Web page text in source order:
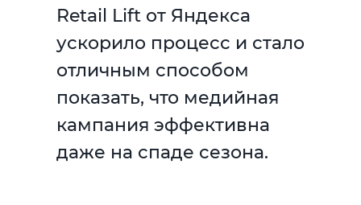
Retail Lift от Яндекса
ускорило процесс и стало
отличным способом
показать, что медийная
кампания эффективна
даже на спаде сезона.